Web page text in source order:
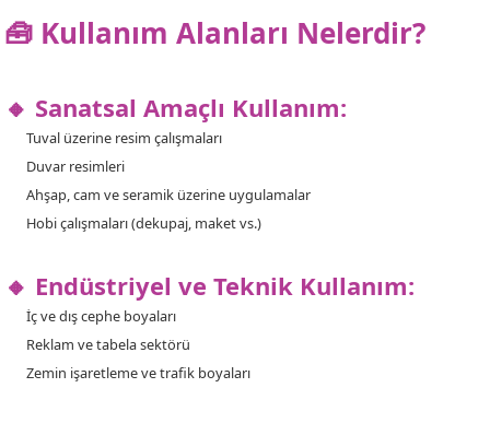
🧰 Kullanım Alanları Nelerdir?
🔸 Sanatsal Amaçlı Kullanım:
Tuval üzerine resim çalışmaları
Duvar resimleri
Ahşap, cam ve seramik üzerine uygulamalar
Hobi çalışmaları (dekupaj, maket vs.)
🔸 Endüstriyel ve Teknik Kullanım:
İç ve dış cephe boyaları
Reklam ve tabela sektörü
Zemin işaretleme ve trafik boyaları